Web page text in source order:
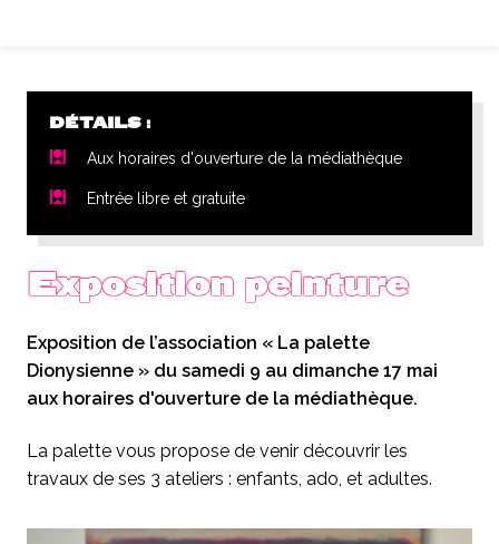
DÉTAILS :
Aux horaires d'ouverture de la médiathèque
Entrée libre et gratuite
Exposition peinture
Exposition de l’association « La palette
Dionysienne » du samedi 9 au dimanche 17 mai
aux horaires d'ouverture de la médiathèque.
La palette vous propose de venir découvrir les
travaux de ses 3 ateliers : enfants, ado, et adultes.